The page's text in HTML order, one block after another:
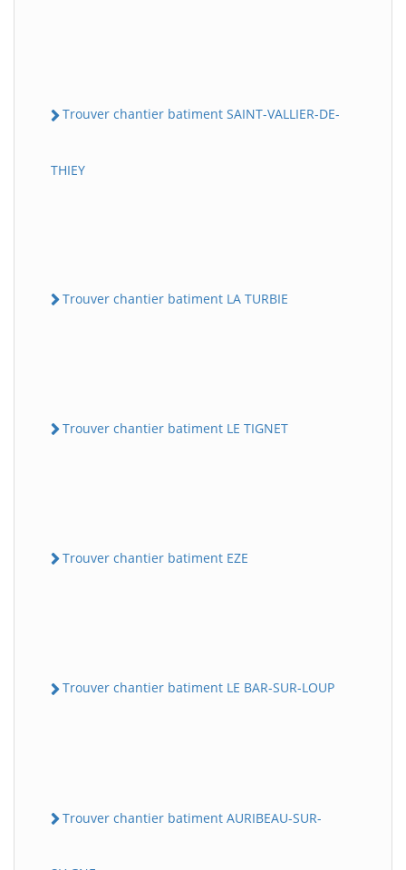
Trouver chantier batiment SAINT-VALLIER-DE-
THIEY
Trouver chantier batiment LA TURBIE
Trouver chantier batiment LE TIGNET
Trouver chantier batiment EZE
Trouver chantier batiment LE BAR-SUR-LOUP
Trouver chantier batiment AURIBEAU-SUR-